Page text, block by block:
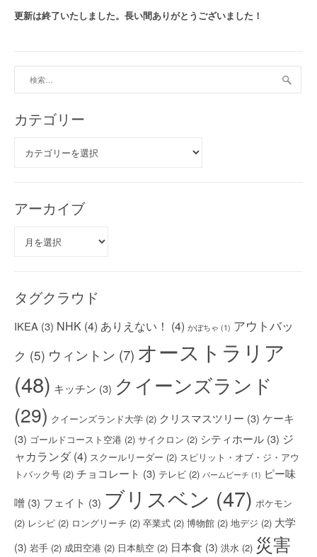
更新は終了いたしました。長い間ありがとうございました！
カテゴリー
アーカイブ
ブ
タグクラウド
IKEA (3) NHK (4) ありえない！ (4) かぼちゃ (1) アウトバッ
ク (5) ウィントン (7) オーストラリア
(48) キッチン (3) クイーンズランド
(29) クイーンズランド大学 (2) クリスマスツリー (3) ケーキ
(3) ゴールドコースト空港 (2) サイクロン (2) シティホール (3) ジ
ャカランダ (4) スクールリーダー (2) スピリット・オブ・ジ・アウ
トバック号 (2) チョコレート (3) テレビ (2) パームビーチ (1) ピー味
噌 (3) フェイト (3) ブリスベン (47) ポケモン
(2) レシピ (2) ロングリーチ (2) 卒業式 (2) 博物館 (2) 地デジ (2) 大学
(3) 岩手 (2) 成田空港 (2) 日本航空 (2) 日本食 (3) 洪水 (2) 災害